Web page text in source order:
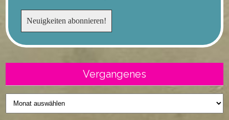
Vergangenes
Vergangenes